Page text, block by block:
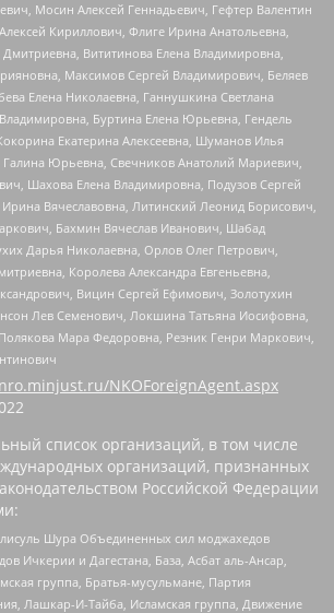
Мосин Алексей Геннадьевич, Гефтер Валентин
Кириллович, Флиге Ирина Анатольевна,
Вититинова Елена Владимировна,
Максимов Сергей Владимирович, Беляев
Елена Николаевна, Ганнушкина Светлана
Владимировна, Буртина Елена Юрьевна, Гендель
Екатерина Алексеевна, Шуманов Илья
Галина Юрьевна, Свечников Анатолий Мариевич,
Шахова Елена Владимировна, Подузов Сергей
Вячеславовна, Литинский Леонид Борисович,
Бахмин Вячеслав Иванович, Шабад
Дарья Николаевна, Орлов Олег Петрович,
Королева Александра Евгеньевна,
Вицин Сергей Ефимович, Золотухин
Лев Семенович, Локшина Татьяна Иосифовна,
Мара Федоровна, Резник Генри Маркович,
NKOForeignAgent.aspx
список организаций, в том числе
организаций, признанных
Российской Федерации
Шура Объединенных сил моджахедов
Ичкерии и Дагестана, База, Асбат аль-Ансар,
группа, Братья-мусульмане, Партия
Лашкар-И-Тайба, Исламская группа, Движение